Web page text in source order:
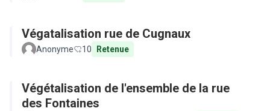
Végatalisation rue de Cugnaux
Anonyme 10 Retenue
Végétalisation de l'ensemble de la rue
des Fontaines